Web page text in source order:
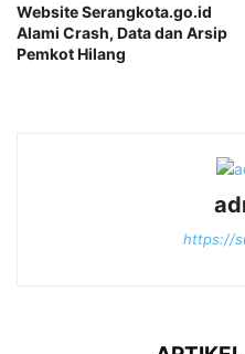
Website Serangkota.go.id
Alami Crash, Data dan Arsip
Pemkot Hilang
https://